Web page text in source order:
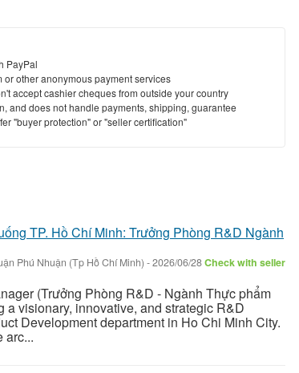
PayPal
other anonymous payment services
accept cashier cheques from outside your country
and does not handle payments, shipping, guarantee
"buyer protection" or "seller certification"
TP. Hồ Chí Minh: Trưởng Phòng R&D Ngành
Phú Nhuận (Tp Hồ Chí Minh) -2026/06/28Check with seller
(Trưởng Phòng R&D - Ngành Thực phẩm
a visionary, innovative, and strategic R&D
Development department in Ho Chi Minh City.
arc...